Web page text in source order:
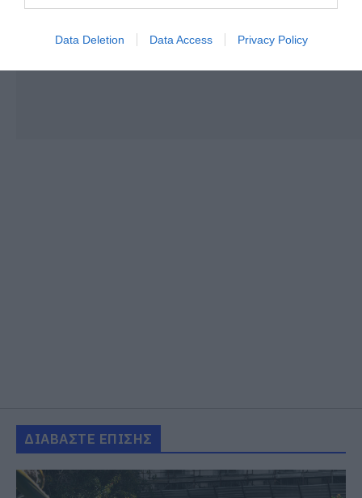
Data Deletion Data Access Privacy Policy
ΔΙΑΒΑΣΤΕ ΕΠΙΣΗΣ